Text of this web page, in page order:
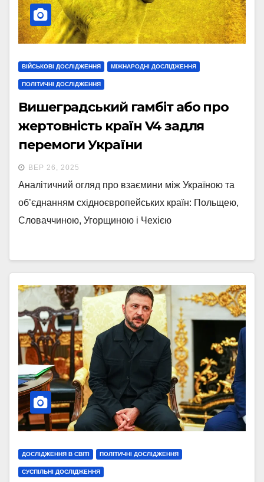
ВІЙСЬКОВІ ДОСЛІДЖЕННЯ МІЖНАРОДНІ ДОСЛІДЖЕННЯ
ПОЛІТИЧНІ ДОСЛІДЖЕННЯ
Вишеградський гамбіт або про
жертовність країн V4 задля
перемоги України
ВЕР 26, 2025
Аналітичний огляд про взаємини між Україною та
об’єднанням східноєвропейських країн: Польщею,
Словаччиною, Угорщиною і Чехією
ДОСЛІДЖЕННЯ В СВІТІ ПОЛІТИЧНІ ДОСЛІДЖЕННЯ
СУСПІЛЬНІ ДОСЛІДЖЕННЯ